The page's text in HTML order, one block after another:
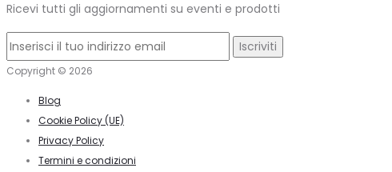
Ricevi tutti gli aggiornamenti su eventi e prodotti
Copyright © 2026
Blog
Cookie Policy (UE)
Privacy Policy
Termini e condizioni